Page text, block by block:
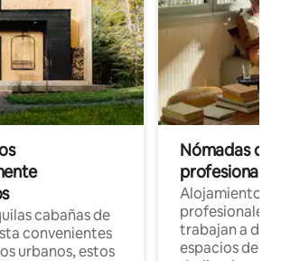
cabañas de
convenientes
urbanos, estos
Nómadas
Alojamientos
profesionales
trabajan a
espacios de